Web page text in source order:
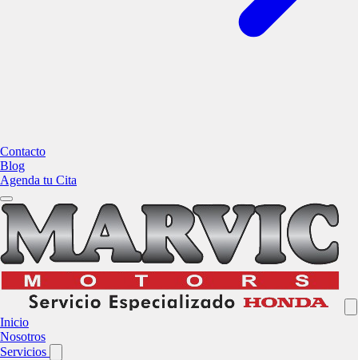
Contacto
Blog
Agenda tu Cita
Inicio
Nosotros
Servicios